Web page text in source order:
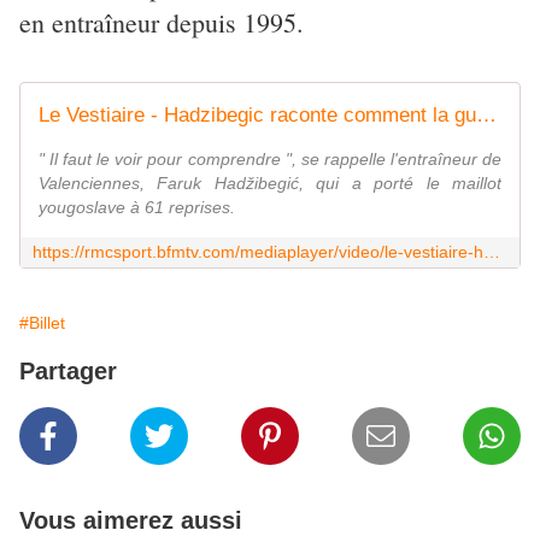
en entraîneur depuis 1995.
Le Vestiaire - Hadzibegic raconte comment la guerre a fait voler en éclat la sélection yougoslave
" Il faut le voir pour comprendre ", se rappelle l'entraîneur de
Valenciennes, Faruk Hadžibegić, qui a porté le maillot
yougoslave à 61 reprises.
#Billet
Partager
Vous aimerez aussi